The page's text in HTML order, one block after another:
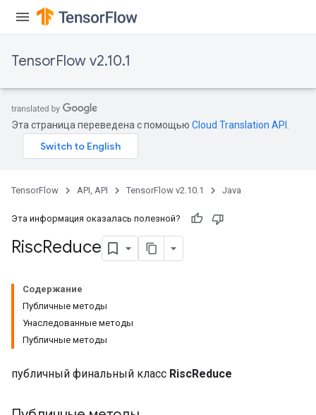
TensorFlow v2.10.1
Эта страница переведена с помощью Cloud Translation API
TensorFlow API, API TensorFlow v2.10.1 Java
Эта информация оказалась полезной?
RiscReduce
Содержание
Публичные методы
Унаследованные методы
Публичные методы
публичный финальный класс RiscReduce